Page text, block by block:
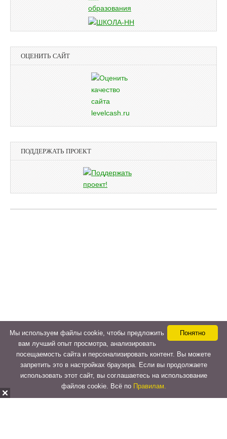
ОЦЕНИТЬ САЙТ
ПОДДЕРЖАТЬ ПРОЕКТ
Понятно
Мы используем файлы cookie, чтобы предложить
вам лучший опыт просмотра, анализировать
посещаемость сайта и персонализировать контент. Вы можете
запретить это в настройках браузера. Если вы продолжаете
использовать этот сайт, вы соглашаетесь на использование
файлов cookie. Всё по Правилам.